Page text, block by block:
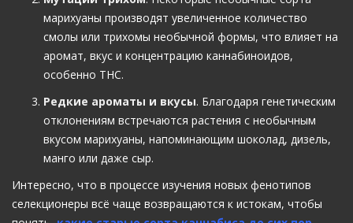
марихуаны производят увеличенное количество
смолы или трихомы необычной формы, что влияет на
аромат, вкус и концентрацию каннабиноидов,
особенно THC.
Редкие ароматы и вкусы. Благодаря генетическим
отклонениям встречаются растения с необычным
вкусом марихуаны, напоминающим шоколад, дизель,
манго или даже сыр.
Интересно, что в процессе изучения новых фенотипов
селекционеры всё чаще возвращаются к истокам, чтобы